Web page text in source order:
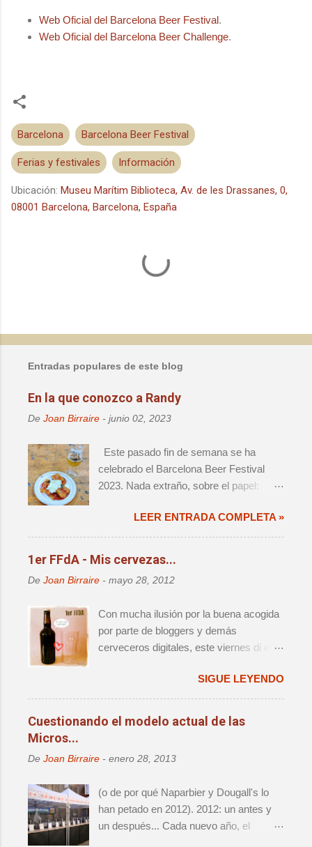
Web Oficial del Barcelona Beer Festival.
Web Oficial del Barcelona Beer Challenge.
Barcelona Barcelona Beer Festival
Ferias y festivales Información
Ubicación: Museu Marítim Biblioteca, Av. de les Drassanes, 0,
08001 Barcelona, Barcelona, España
t
r
o
Entradas populares de este blog
En la que conozco a Randy
De Joan Birraire - junio 02, 2023
Este pasado fin de semana se ha
celebrado el Barcelona Beer Festival
2023. Nada extraño, sobre el papel:
magnitud, que ya forma parte del
calendario anual de actos relevantes. El
cambio de sede significaba un retorno a
artesana en este país, así como una
que han aparecido alrededor del festival
- i.e. Challenge e Innbrew –.
Ingredientes, todos ellos, que hacían que
LEER ENTRADA COMPLETA »
1er FFdA - Mis cervezas...
De Joan Birraire - mayo 28, 2012
Con mucha ilusión por la buena acogida
por parte de bloggers y demás
cerveceros digitales, este viernes di el
Fondo de Armario (FFdA), una iniciativa
que, como ya se ha contado
anteriormente, busca hacer un favor a
buenas botellas que vamos acumulando
tener una excusa para celebrar algo y
degustar cervezas de las que no
queremos consumir en el día a día por
SIGUE LEYENDO
Cuestionando el modelo actual de las
Micros...
De Joan Birraire - enero 28, 2013
(o de por qué Naparbier y Dougall's lo
han petado en 2012). 2012: un antes y
un después... Cada nuevo año, el